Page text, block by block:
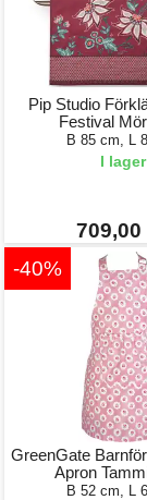
Pip Studio
Festival
B 85 cm, L
I lager
709,00
-40%
GreenGate
Apron
B 52 cm, L